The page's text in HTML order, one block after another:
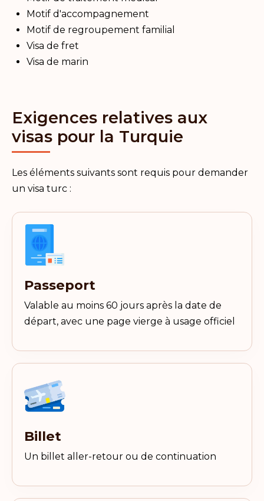
Motif d'accompagnement
Motif de regroupement familial
Visa de fret
Visa de marin
Exigences relatives aux
visas pour la Turquie
Les éléments suivants sont requis pour demander
un visa turc :
Passeport
Valable au moins 60 jours après la date de
départ, avec une page vierge à usage officiel
Billet
Un billet aller-retour ou de continuation